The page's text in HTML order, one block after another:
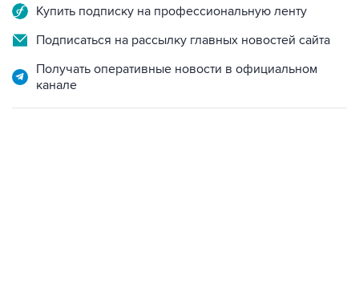
Купить подписку на профессиональную ленту
Подписаться на рассылку главных новостей сайта
Получать оперативные новости в официальном
канале